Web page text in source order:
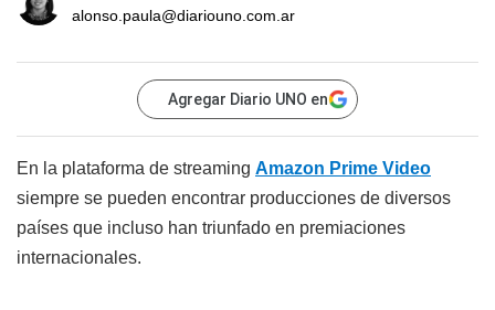
alonso.paula@diariouno.com.ar
Agregar Diario UNO en
En la plataforma de streaming Amazon Prime Video
siempre se pueden encontrar producciones de diversos
países que incluso han triunfado en premiaciones
internacionales.